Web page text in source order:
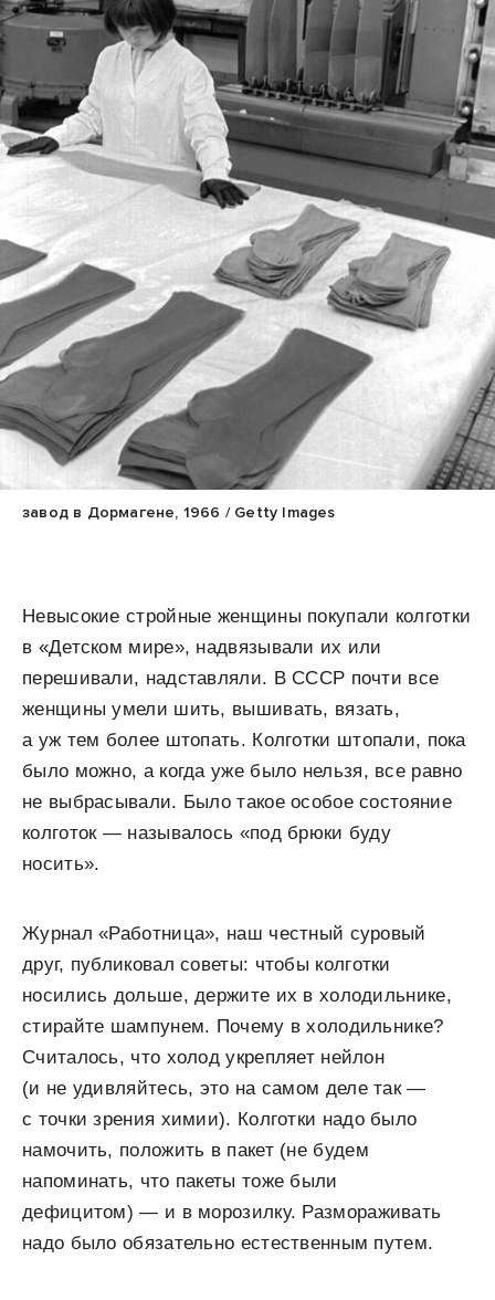
завод в Дормагене, 1966 / Getty Images
Невысокие стройные женщины покупали колготки
в «Детском мире», надвязывали их или
перешивали, надставляли. В СССР почти все
женщины умели шить, вышивать, вязать,
а уж тем более штопать. Колготки штопали, пока
было можно, а когда уже было нельзя, все равно
не выбрасывали. Было такое особое состояние
колготок — называлось «под брюки буду
носить».
Журнал «Работница», наш честный суровый
друг, публиковал советы: чтобы колготки
носились дольше, держите их в холодильнике,
стирайте шампунем. Почему в холодильнике?
Считалось, что холод укрепляет нейлон
(и не удивляйтесь, это на самом деле так —
с точки зрения химии). Колготки надо было
намочить, положить в пакет (не будем
напоминать, что пакеты тоже были
дефицитом) — и в морозилку. Размораживать
надо было обязательно естественным путем.